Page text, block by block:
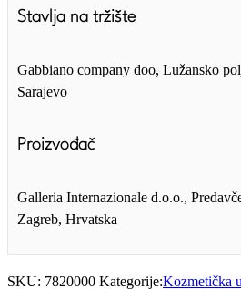
Stavlja na tržište
Gabbiano company doo, Lužansko
Sarajevo
Proizvođač
Galleria Internazionale d.o.o.,
Zagreb, Hrvatska
SKU: 7820000 Kategorije:Kozmetička